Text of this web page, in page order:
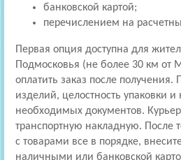
банковской картой;
перечислением на
Первая опция доступна для
Подмосковья (не более 30 км
оплатить заказ после получения.
изделий, целостность упаковки и
необходимых документов.
транспортную накладную. После
с товарами все в порядке,
наличными или банковской